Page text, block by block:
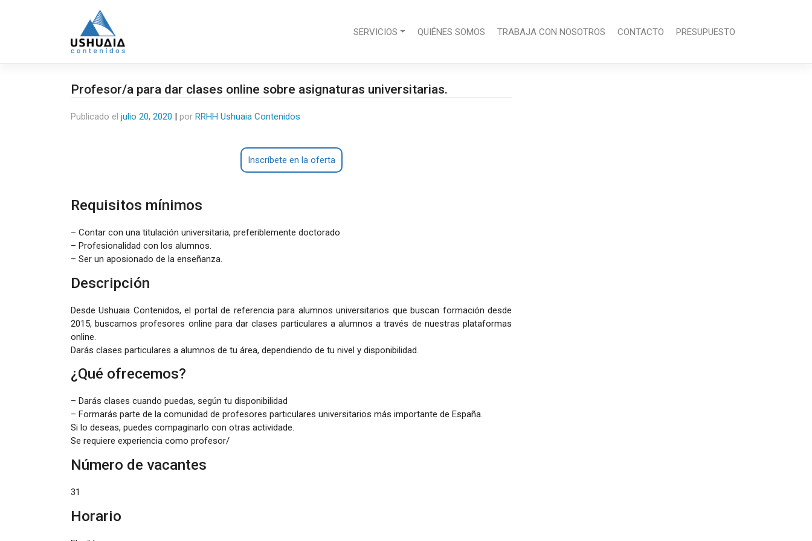
SERVICIOS QUIÉNES SOMOS TRABAJA CON NOSOTROS CONTACTO PRESUPUESTO
Profesor/a para dar clases online sobre asignaturas universitarias.
Publicado el julio 20, 2020 | por RRHH Ushuaia Contenidos
Inscríbete en la oferta
Requisitos mínimos
– Contar con una titulación universitaria, preferiblemente doctorado
– Profesionalidad con los alumnos.
– Ser un aposionado de la enseñanza.
Descripción
Desde Ushuaia Contenidos, el portal de referencia para alumnos universitarios que buscan formación desde
2015, buscamos profesores online para dar clases particulares a alumnos a través de nuestras plataformas
online.
Darás clases particulares a alumnos de tu área, dependiendo de tu nivel y disponibilidad.
¿Qué ofrecemos?
– Darás clases cuando puedas, según tu disponibilidad
– Formarás parte de la comunidad de profesores particulares universitarios más importante de España.
Si lo deseas, puedes compaginarlo con otras actividade.
Se requiere experiencia como profesor/
Número de vacantes
31
Horario